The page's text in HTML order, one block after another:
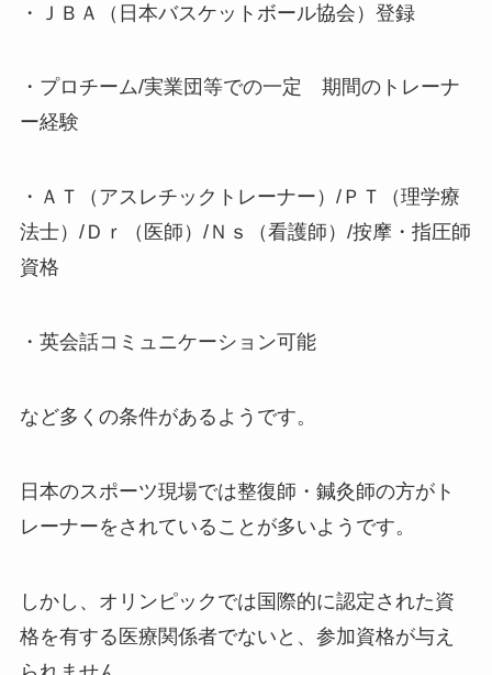
・ＪＢＡ（日本バスケットボール協会）登録
・プロチーム/実業団等での一定 期間のトレーナ
ー経験
・ＡＴ（アスレチックトレーナー）/ＰＴ（理学療
法士）/Ｄｒ（医師）/Ｎｓ（看護師）/按摩・指圧師
資格
・英会話コミュニケーション可能
など多くの条件があるようです。
日本のスポーツ現場では整復師・鍼灸師の方がト
レーナーをされていることが多いようです。
しかし、オリンピックでは国際的に認定された資
格を有する医療関係者でないと、参加資格が与え